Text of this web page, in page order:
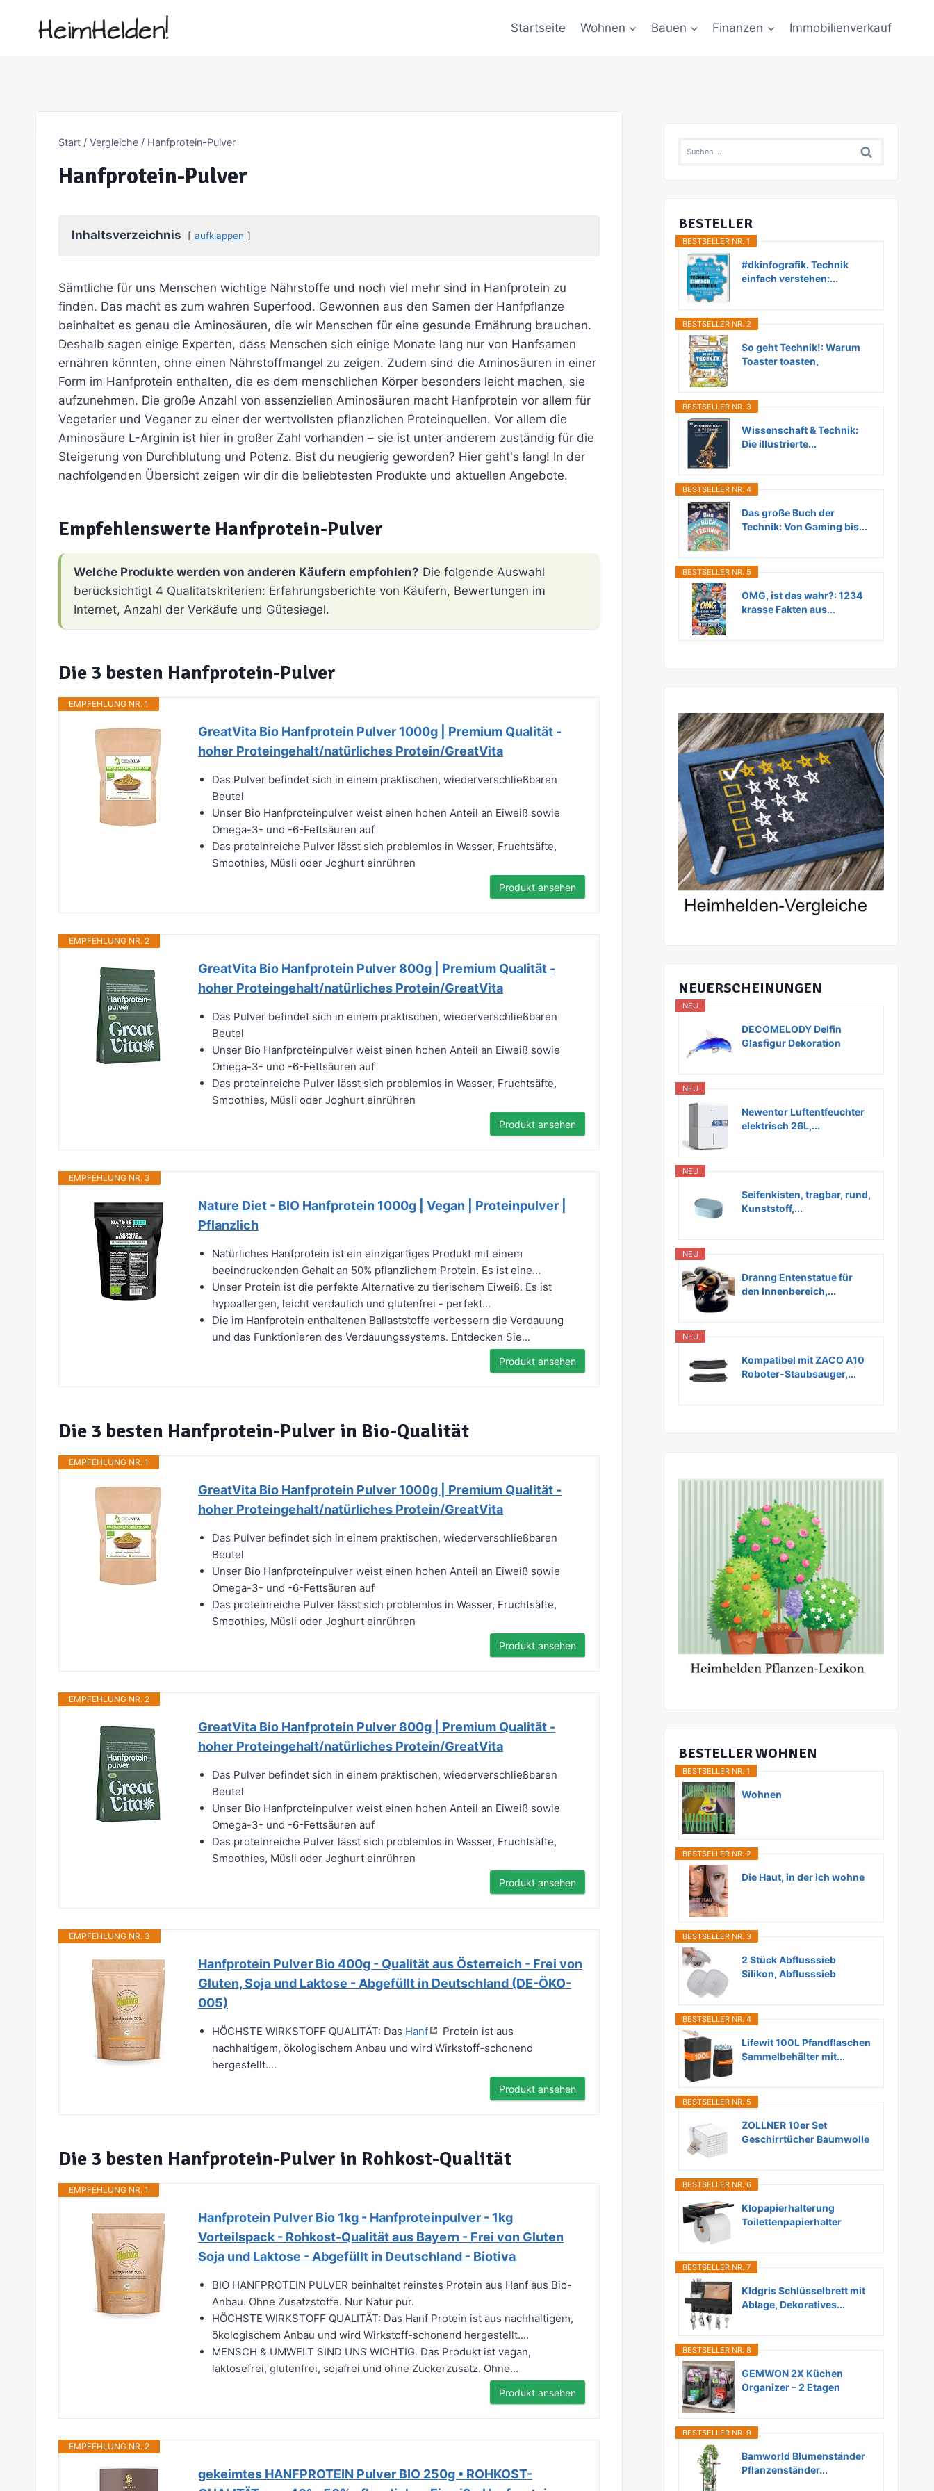
Startseite Wohnen Bauen Finanzen Immobilienverkauf
Start / Vergleiche / Hanfprotein-Pulver
Hanfprotein-Pulver
Inhaltsverzeichnis aufklappen
Sämtliche für uns Menschen wichtige Nährstoffe und noch viel mehr sind in Hanfprotein zu
finden. Das macht es zum wahren Superfood. Gewonnen aus den Samen der Hanfpflanze
beinhaltet es genau die Aminosäuren, die wir Menschen für eine gesunde Ernährung brauchen.
Deshalb sagen einige Experten, dass Menschen sich einige Monate lang nur von Hanfsamen
ernähren könnten, ohne einen Nährstoffmangel zu zeigen. Zudem sind die Aminosäuren in einer
Form im Hanfprotein enthalten, die es dem menschlichen Körper besonders leicht machen, sie
aufzunehmen. Die große Anzahl von essenziellen Aminosäuren macht Hanfprotein vor allem für
Vegetarier und Veganer zu einer der wertvollsten pflanzlichen Proteinquellen. Vor allem die
Aminosäure L-Arginin ist hier in großer Zahl vorhanden – sie ist unter anderem zuständig für die
Steigerung von Durchblutung und Potenz. Bist du neugierig geworden? Hier geht's lang! In der
nachfolgenden Übersicht zeigen wir dir die beliebtesten Produkte und aktuellen Angebote.
Empfehlenswerte Hanfprotein-Pulver
Welche Produkte werden von anderen Käufern empfohlen? Die folgende Auswahl
berücksichtigt 4 Qualitätskriterien: Erfahrungsberichte von Käufern, Bewertungen im
Internet, Anzahl der Verkäufe und Gütesiegel.
Die 3 besten Hanfprotein-Pulver
EMPFEHLUNG NR. 1
GreatVita Bio Hanfprotein Pulver 1000g | Premium Qualität -
hoher Proteingehalt/natürliches Protein/GreatVita
Das Pulver befindet sich in einem praktischen, wiederverschließbaren
Beutel
Unser Bio Hanfproteinpulver weist einen hohen Anteil an Eiweiß sowie
Omega-3- und -6-Fettsäuren auf
Das proteinreiche Pulver lässt sich problemlos in Wasser, Fruchtsäfte,
Smoothies, Müsli oder Joghurt einrühren
Produkt ansehen
EMPFEHLUNG NR. 2
GreatVita Bio Hanfprotein Pulver 800g | Premium Qualität -
hoher Proteingehalt/natürliches Protein/GreatVita
Das Pulver befindet sich in einem praktischen, wiederverschließbaren
Beutel
Unser Bio Hanfproteinpulver weist einen hohen Anteil an Eiweiß sowie
Omega-3- und -6-Fettsäuren auf
Das proteinreiche Pulver lässt sich problemlos in Wasser, Fruchtsäfte,
Smoothies, Müsli oder Joghurt einrühren
Produkt ansehen
EMPFEHLUNG NR. 3
Nature Diet - BIO Hanfprotein 1000g | Vegan | Proteinpulver |
Pflanzlich
Natürliches Hanfprotein ist ein einzigartiges Produkt mit einem
beeindruckenden Gehalt an 50% pflanzlichem Protein. Es ist eine...
Unser Protein ist die perfekte Alternative zu tierischem Eiweiß. Es ist
hypoallergen, leicht verdaulich und glutenfrei - perfekt...
Die im Hanfprotein enthaltenen Ballaststoffe verbessern die Verdauung
und das Funktionieren des Verdauungssystems. Entdecken Sie...
Produkt ansehen
Die 3 besten Hanfprotein-Pulver in Bio-Qualität
EMPFEHLUNG NR. 1
GreatVita Bio Hanfprotein Pulver 1000g | Premium Qualität -
hoher Proteingehalt/natürliches Protein/GreatVita
Das Pulver befindet sich in einem praktischen, wiederverschließbaren
Beutel
Unser Bio Hanfproteinpulver weist einen hohen Anteil an Eiweiß sowie
Omega-3- und -6-Fettsäuren auf
Das proteinreiche Pulver lässt sich problemlos in Wasser, Fruchtsäfte,
Smoothies, Müsli oder Joghurt einrühren
Produkt ansehen
EMPFEHLUNG NR. 2
GreatVita Bio Hanfprotein Pulver 800g | Premium Qualität -
hoher Proteingehalt/natürliches Protein/GreatVita
Das Pulver befindet sich in einem praktischen, wiederverschließbaren
Beutel
Unser Bio Hanfproteinpulver weist einen hohen Anteil an Eiweiß sowie
Omega-3- und -6-Fettsäuren auf
Das proteinreiche Pulver lässt sich problemlos in Wasser, Fruchtsäfte,
Smoothies, Müsli oder Joghurt einrühren
Produkt ansehen
EMPFEHLUNG NR. 3
Hanfprotein Pulver Bio 400g - Qualität aus Österreich - Frei von
Gluten, Soja und Laktose - Abgefüllt in Deutschland (DE-ÖKO-
005)
HÖCHSTE WIRKSTOFF QUALITÄT: Das Hanf
Protein ist aus
nachhaltigem, ökologischem Anbau und wird Wirkstoff-schonend
hergestellt....
Produkt ansehen
Die 3 besten Hanfprotein-Pulver in Rohkost-Qualität
EMPFEHLUNG NR. 1
Hanfprotein Pulver Bio 1kg - Hanfproteinpulver - 1kg
Vorteilspack - Rohkost-Qualität aus Bayern - Frei von Gluten
Soja und Laktose - Abgefüllt in Deutschland - Biotiva
BIO HANFPROTEIN PULVER beinhaltet reinstes Protein aus Hanf aus Bio-
Anbau. Ohne Zusatzstoffe. Nur Natur pur.
HÖCHSTE WIRKSTOFF QUALITÄT: Das Hanf Protein ist aus nachhaltigem,
ökologischem Anbau und wird Wirkstoff-schonend hergestellt....
MENSCH & UMWELT SIND UNS WICHTIG. Das Produkt ist vegan,
laktosefrei, glutenfrei, sojafrei und ohne Zuckerzusatz. Ohne...
Produkt ansehen
EMPFEHLUNG NR. 2
gekeimtes HANFPROTEIN Pulver BIO 250g • ROHKOST-
Suchen
BESTELLER
BESTSELLER NR. 1
#dkinfografik. Technik
einfach verstehen:...
BESTSELLER NR. 2
So geht Technik!: Warum
Toaster toasten,
BESTSELLER NR. 3
Wissenschaft & Technik:
Die illustrierte...
BESTSELLER NR. 4
Das große Buch der
Technik: Von Gaming bis...
BESTSELLER NR. 5
OMG, ist das wahr?: 1234
krasse Fakten aus...
NEUERSCHEINUNGEN
NEU
DECOMELODY Delfin
Glasfigur Dekoration
NEU
Newentor Luftentfeuchter
elektrisch 26L,...
NEU
Seifenkisten, tragbar, rund,
Kunststoff,...
NEU
Dranng Entenstatue für
den Innenbereich,...
NEU
Kompatibel mit ZACO A10
Roboter-Staubsauger,...
BESTELLER WOHNEN
BESTSELLER NR. 1
Wohnen
BESTSELLER NR. 2
Die Haut, in der ich wohne
BESTSELLER NR. 3
2 Stück Abflusssieb
Silikon, Abflusssieb
BESTSELLER NR. 4
Lifewit 100L Pfandflaschen
Sammelbehälter mit...
BESTSELLER NR. 5
ZOLLNER 10er Set
Geschirrtücher Baumwolle
BESTSELLER NR. 6
Klopapierhalterung
Toilettenpapierhalter
BESTSELLER NR. 7
Kldgris Schlüsselbrett mit
Ablage, Dekoratives...
BESTSELLER NR. 8
GEMWON 2X Küchen
Organizer – 2 Etagen
BESTSELLER NR. 9
Bamworld Blumenständer
Pflanzenständer...